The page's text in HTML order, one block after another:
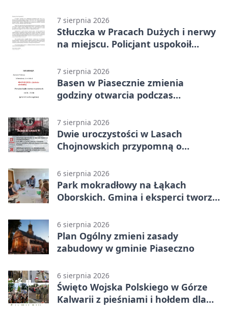
7 sierpnia 2026
Stłuczka w Pracach Dużych i nerwy
na miejscu. Policjant uspokoił
7 sierpnia 2026
Basen w Piasecznie zmienia
godziny otwarcia podczas
7 sierpnia 2026
Dwie uroczystości w Lasach
Chojnowskich przypomną o
6 sierpnia 2026
Park mokradłowy na Łąkach
Oborskich. Gmina i eksperci tworzą
6 sierpnia 2026
Plan Ogólny zmieni zasady
zabudowy w gminie Piaseczno
6 sierpnia 2026
Święto Wojska Polskiego w Górze
Kalwarii z pieśniami i hołdem dla